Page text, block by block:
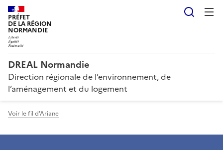
PRÉFET
DE LA RÉGION
NORMANDIE
DREAL Normandie
Direction régionale de l’environnement, de
l’aménagement et du logement
Voir le fil d'Ariane